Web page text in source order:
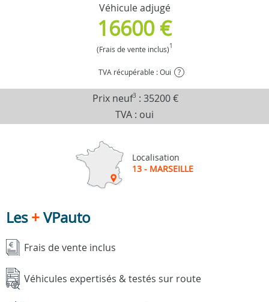
Véhicule adjugé
16600 €
(Frais de vente inclus)1
TVA récupérable : Oui ?
Prix neuf3 : 35200 €
TVA : oui
Localisation
13 - MARSEILLE
Les+VPauto
Frais de vente inclus
Véhicules expertisés & testés sur route